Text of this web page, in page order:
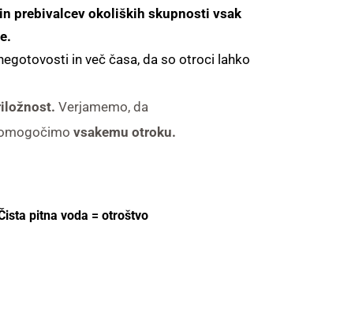
prebivalcev okoliških skupnosti vsak
.
in več časa, da so otroci lahko
Verjamemo, da
vsakemu otroku.
pitna voda = otroštvo